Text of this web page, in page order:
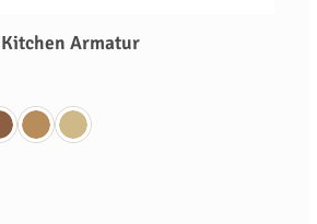
Kitchen Armatur
Gebürstet
MattSchwarz Gebürstet PVD
Kupfer Gebürstet PVD
726 Warm Bronze Gebürstet PVD
727 Messing Gebürstet PVD